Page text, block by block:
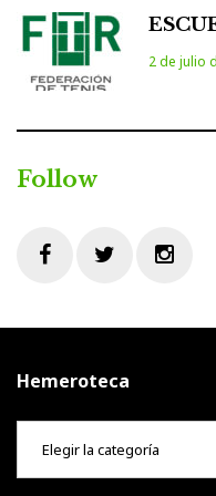
2 de julio
Follow
Hemeroteca
Hemeroteca